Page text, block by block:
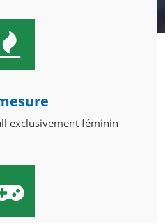
exclusivement féminin